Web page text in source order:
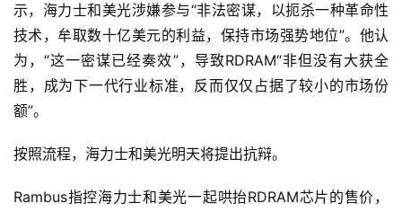
示，海力士和美光涉嫌参与“非法密谋，以扼杀一种革命性
技术，牟取数十亿美元的利益，保持市场强势地位”。他认
为，“这一密谋已经奏效”，导致RDRAM“非但没有大获全
胜，成为下一代行业标准，反而仅仅占据了较小的市场份
额”。
按照流程，海力士和美光明天将提出抗辩。
Rambus指控海力士和美光一起哄抬RDRAM芯片的售价，